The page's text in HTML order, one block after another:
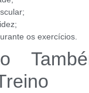
os exercícios.